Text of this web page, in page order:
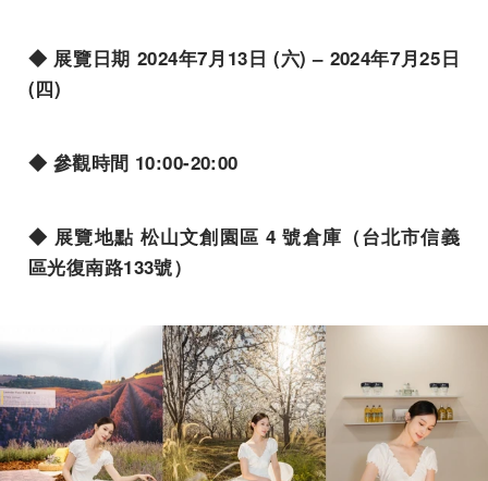
◆ 展覽日期 2024年7月13日 (六) – 2024年7月25日
(四)
◆ 參觀時間 10:00-20:00
◆ 展覽地點 松山文創園區 4 號倉庫（台北市信義
區光復南路133號）